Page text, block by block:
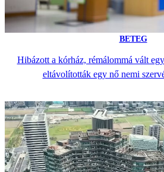
BETEG
Hibázott a kórház, rémálommá vált
eltávolították egy nő nemi